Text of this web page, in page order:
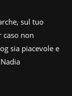
sul tuo
caso non
sia piacevole e